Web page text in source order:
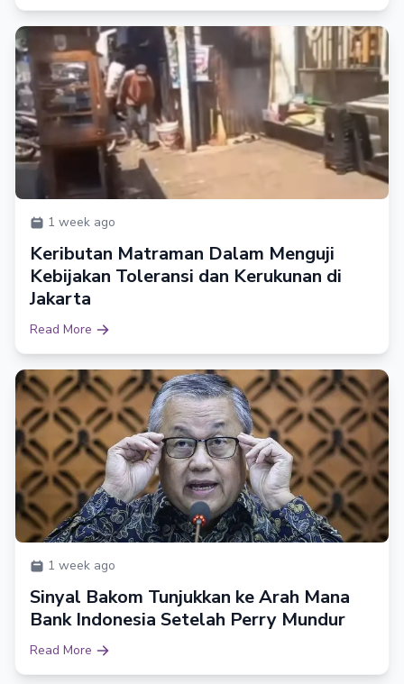
1 week ago
Keributan Matraman Dalam Menguji
Kebijakan Toleransi dan Kerukunan di
Jakarta
Read More
1 week ago
Sinyal Bakom Tunjukkan ke Arah Mana
Bank Indonesia Setelah Perry Mundur
Read More